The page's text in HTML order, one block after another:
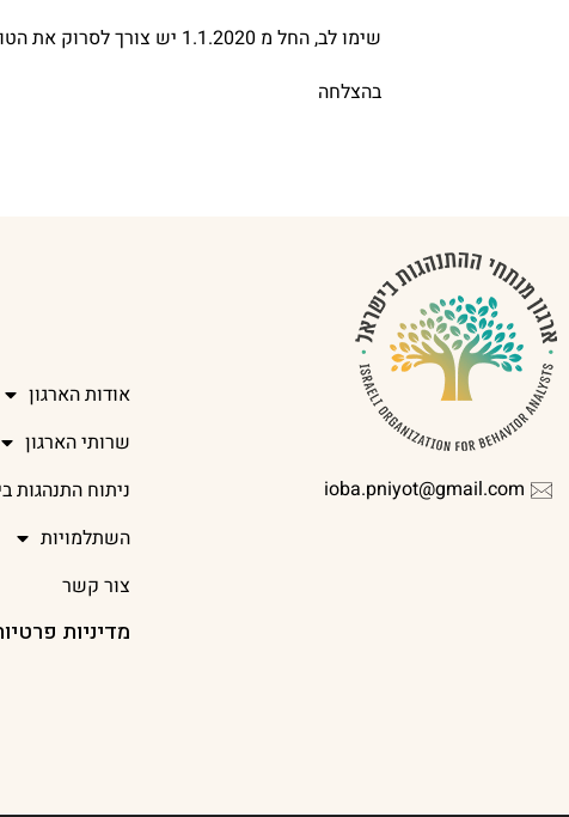
שימו לב, החל מ 1.1.2020 יש צורך לסרוק את הטופס באנגלית אל האתר, בצמוד לשורה שהזנתם.
בהצלחה
ioba.pniyot@gmail.com
אודות הארגון
שרותי הארגון
ניתוח התנהגות
השתלמויות
צור קשר
מדיניות